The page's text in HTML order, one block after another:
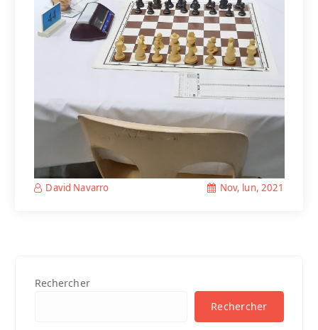
David Navarro Nov, lun, 2021
Rechercher
Rechercher